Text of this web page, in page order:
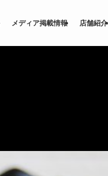
メディア掲載情報 店舗紹介